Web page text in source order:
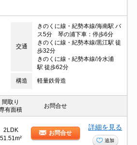
交通
きのくに線・紀勢本線/海南駅 バ
ス5分 琴の浦下車：停歩6分
きのくに線・紀勢本線/黒江駅 徒
歩32分
きのくに線・紀勢本線/冷水浦
駅 徒歩62分
構造 軽量鉄骨造
間取り
有面積
お問合せ
2LDK
51.51m²
お問合せ
詳細を見る
追加